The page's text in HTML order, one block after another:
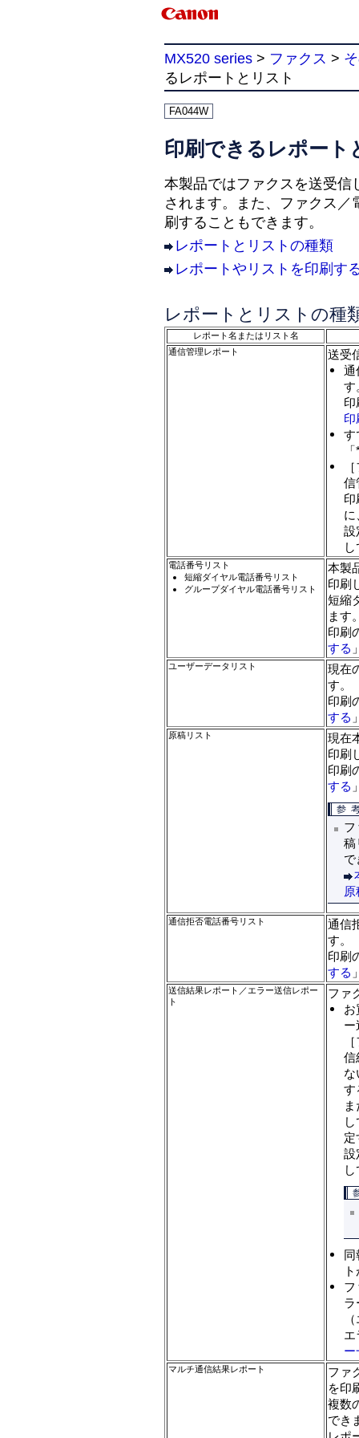
MX520 series > ファクス >
るレポートとリスト
FA044W
印刷できるレポート
本製品ではファクスを送受信
されます。また、ファクス
刷することもできます。
レポートとリストの種類
レポートやリストを印刷す
レポートとリストの種
レポート名またはリスト名
通信管理レポート
送受
通
す
印
印
す
［
信
印
に
設
電話番号リスト
短縮ダイヤル電話番号リスト
グループダイヤル電話番号リスト
本製
印刷
短縮
ます
印刷
する
ユーザーデータリスト
現在
す。
印刷
する
原稿リスト
現在
印刷
印刷
する
フ
稿
で
通信拒否電話番号リスト
通信
す。
印刷
する
送信結果レポート／エラー送信レポー
ト
ファ
お
ー
［
信
な
す
定
設
同
フ
ラ
エ
ー
マルチ通信結果レポート
ファ
を印
複数
でき